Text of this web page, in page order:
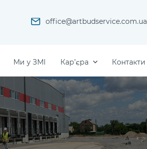
office@artbudservice.com.ua
Ми у ЗМІ Кар’єра Контакти